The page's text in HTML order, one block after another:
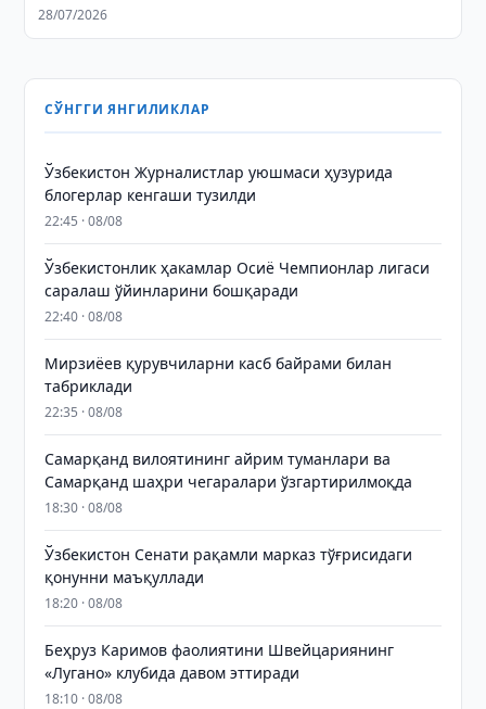
28/07/2026
СЎНГГИ ЯНГИЛИКЛАР
Ўзбекистон Журналистлар уюшмаси ҳузурида
блогерлар кенгаши тузилди
22:45 · 08/08
Ўзбекистонлик ҳакамлар Осиё Чемпионлар лигаси
саралаш ўйинларини бошқаради
22:40 · 08/08
Мирзиёев қурувчиларни касб байрами билан
табриклади
22:35 · 08/08
Самарқанд вилоятининг айрим туманлари ва
Самарқанд шаҳри чегаралари ўзгартирилмоқда
18:30 · 08/08
Ўзбекистон Сенати рақамли марказ тўғрисидаги
қонунни маъқуллади
18:20 · 08/08
Беҳруз Каримов фаолиятини Швейцариянинг
«Лугано» клубида давом эттиради
18:10 · 08/08